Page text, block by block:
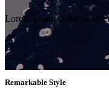
Lorem ipsum dolor sit
50
Remarkable Style